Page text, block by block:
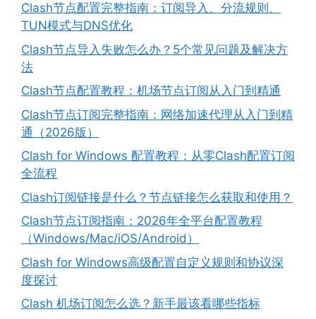
Clash节点配置完整指南：订阅导入、分流规则、
TUN模式与DNS优化
Clash节点导入失败怎么办？5个常见问题及解决方
法
Clash节点配置教程：机场节点订阅从入门到精通
Clash节点订阅完整指南：网络加速代理从入门到精
通（2026版）
Clash for Windows 配置教程：从零Clash配置订阅
全流程
Clash订阅链接是什么？节点链接怎么获取和使用？
Clash节点订阅指南：2026年全平台配置教程
（Windows/Mac/iOS/Android）
Clash for Windows高级配置自定义规则和协议深
度探讨
Clash 机场订阅怎么选？新手最该看哪些指标